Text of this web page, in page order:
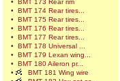
•
BMT 174 Rear tires...
•
BMT 175 Rear tires...
•
BMT 176 Rear tires...
•
BMT 177 Rear tires...
•
BMT 178 Universal ...
•
BMT 179 Lexan wing...
•
BMT 180 Aileron pr...
•
BMT 181 Wing wire